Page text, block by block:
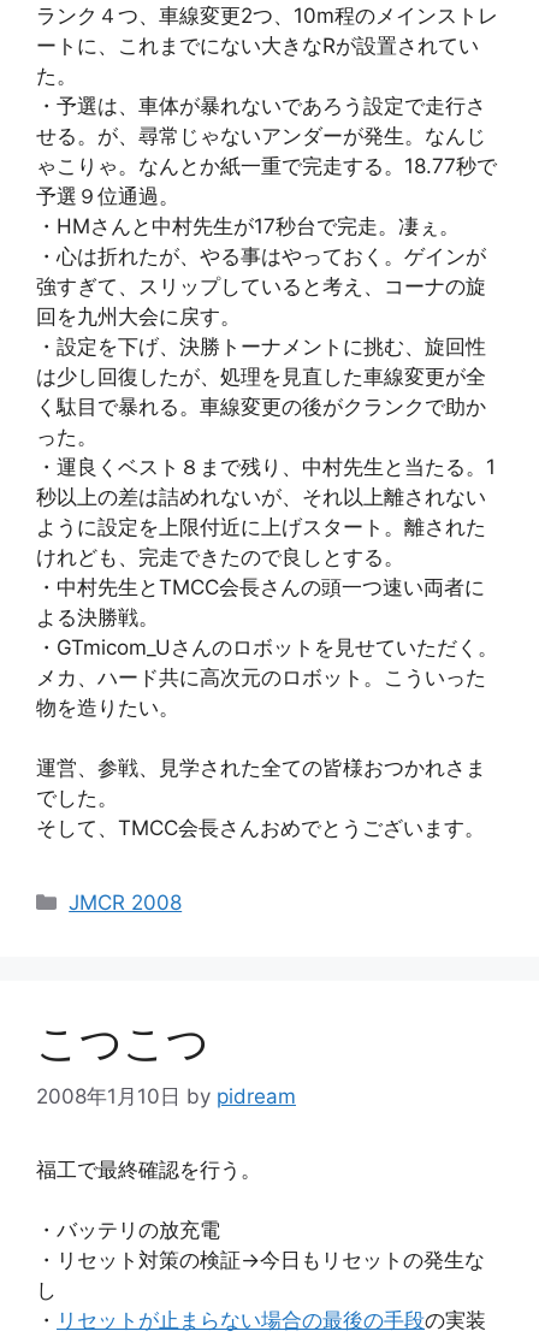
ランク４つ、車線変更2つ、10m程のメインストレ
ートに、これまでにない大きなRが設置されてい
た。
・予選は、車体が暴れないであろう設定で走行さ
せる。が、尋常じゃないアンダーが発生。なんじ
ゃこりゃ。なんとか紙一重で完走する。18.77秒で
予選９位通過。
・HMさんと中村先生が17秒台で完走。凄ぇ。
・心は折れたが、やる事はやっておく。ゲインが
強すぎて、スリップしていると考え、コーナの旋
回を九州大会に戻す。
・設定を下げ、決勝トーナメントに挑む、旋回性
は少し回復したが、処理を見直した車線変更が全
く駄目で暴れる。車線変更の後がクランクで助か
った。
・運良くベスト８まで残り、中村先生と当たる。1
秒以上の差は詰めれないが、それ以上離されない
ように設定を上限付近に上げスタート。離された
けれども、完走できたので良しとする。
・中村先生とTMCC会長さんの頭一つ速い両者に
よる決勝戦。
・GTmicom_Uさんのロボットを見せていただく。
メカ、ハード共に高次元のロボット。こういった
物を造りたい。
運営、参戦、見学された全ての皆様おつかれさま
でした。
そして、TMCC会長さんおめでとうございます。
カ
JMCR 2008
こつこつ
2008年1月10日 by pidream
福工で最終確認を行う。
・バッテリの放充電
・リセット対策の検証→今日もリセットの発生な
し
・ リセットが止まらない場合の最後の手段の実装